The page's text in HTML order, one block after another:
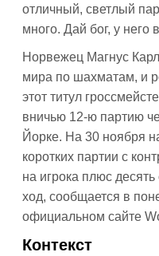
отличный, светлый
много. Дай бог, у него
Норвежец Магнус
мира по шахматам, и
этот титул
вничью 12-ю партию
Йорке. На 30 ноября
коротких партии с
на игрока плюс
ход, сообщается в
официальном сайте
Контекст